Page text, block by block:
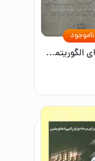
مسئله‌های الگوریتمی: برنامه‌نویسی و نظری
ناموجود